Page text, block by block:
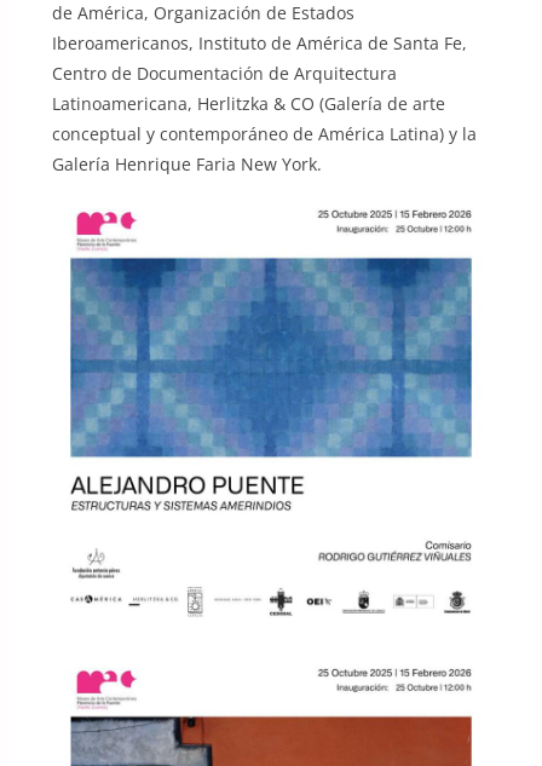
de América, Organización de Estados
Iberoamericanos, Instituto de América de Santa Fe,
Centro de Documentación de Arquitectura
Latinoamericana, Herlitzka & CO (Galería de arte
conceptual y contemporáneo de América Latina) y la
Galería Henrique Faria New York.